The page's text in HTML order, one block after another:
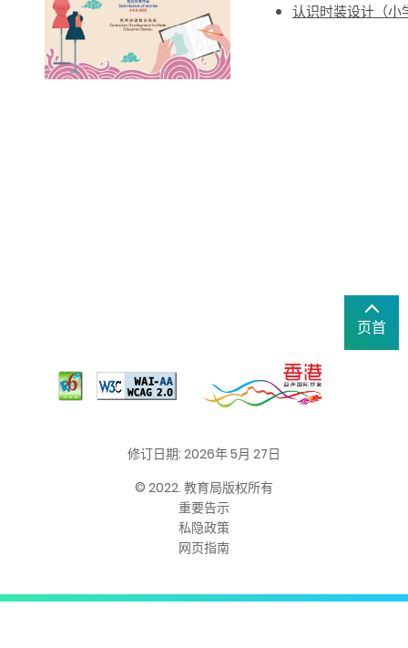
认识时装设计（小
页首
修订日期: 2026年 5月 27日
© 2022. 教育局版权所有
重要告示
私隐政策
网页指南